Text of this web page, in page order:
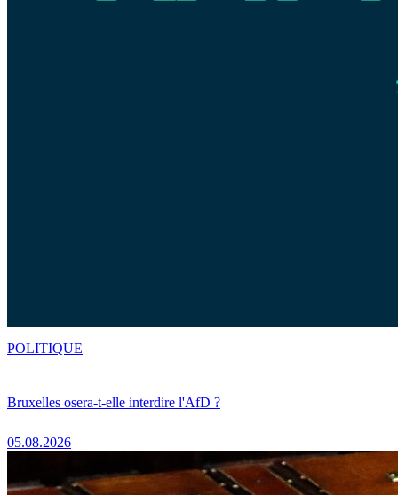
Bruxelles osera-t-elle interdire l'AfD ?
05.08.2026
POLITIQUE